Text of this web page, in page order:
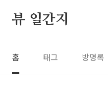
뷰 일간지
홈 태그 방명록